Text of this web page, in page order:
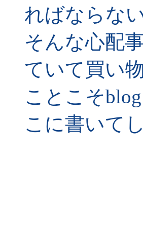
ればならな
そんな心配
ていて買い
ことこそ
こに書いて